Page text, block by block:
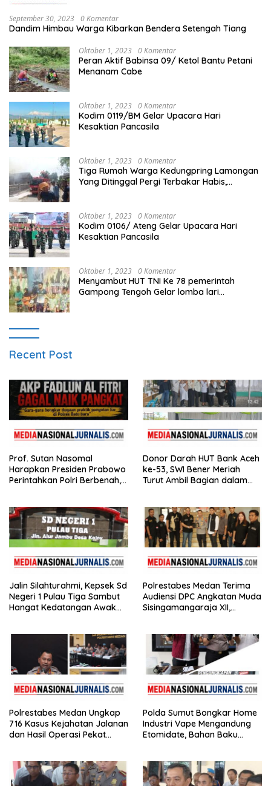
September 30, 2023 0 Komentar
Dandim Himbau Warga Kibarkan Bendera Setengah Tiang
Oktober 1, 2023 0 Komentar
Peran Aktif Babinsa 09/ Ketol Bantu Petani
Menanam Cabe
Oktober 1, 2023 0 Komentar
Kodim 0119/BM Gelar Upacara Hari
Kesaktian Pancasila
Oktober 1, 2023 0 Komentar
Tiga Rumah Warga Kedungpring Lamongan
Yang Ditinggal Pergi Terbakar Habis,
Oktober 1, 2023 0 Komentar
Kodim 0106/ Ateng Gelar Upacara Hari
Kesaktian Pancasila
Oktober 1, 2023 0 Komentar
Menyambut HUT TNI Ke 78 pemerintah
Gampong Tengoh Gelar lomba lari
Recent Post
Prof. Sutan Nasomal
Harapkan Presiden Prabowo
Perintahkan Polri Berbenah,
Donor Darah HUT Bank Aceh
ke-53, SWI Bener Meriah
Turut Ambil Bagian dalam
Jalin Silahturahmi, Kepsek Sd
Negeri 1 Pulau Tiga Sambut
Hangat Kedatangan Awak
Polrestabes Medan Terima
Audiensi DPC Angkatan Muda
Sisingamangaraja XII,
Polrestabes Medan Ungkap
716 Kasus Kejahatan Jalanan
dan Hasil Operasi Pekat
Polda Sumut Bongkar Home
Industri Vape Mengandung
Etomidate, Bahan Baku